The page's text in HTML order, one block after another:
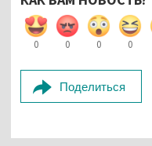
0 0 0 0
Поделиться